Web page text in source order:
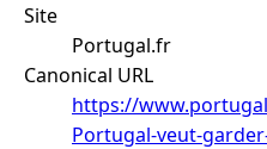
Site
Portugal.fr
Canonical URL
https://
Portugal-veut-